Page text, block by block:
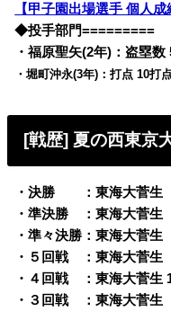
【甲子園出場選手 個人
◆投手部門=========
・福原聖矢(2年)：盗塁
・堀町沖永(3年)：打点 10打
[戦歴] 夏の西東京
・決勝 ：東海大菅生
・準決勝 ：東海大菅生
・準々決勝：東海大菅生
・５回戦・ ：東海大菅生
・４回戦・ ：東海大菅生
・３回戦・ ：東海大菅生